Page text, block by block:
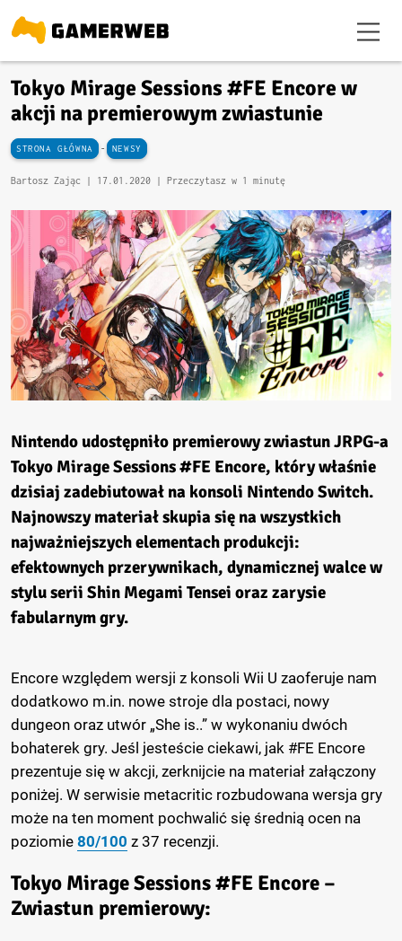
Tokyo Mirage Sessions #FE Encore w
akcji na premierowym zwiastunie
STRONA GŁÓWNA - NEWSY
Bartosz Zając | 17.01.2020 | Przeczytasz w 1 minutę
Nintendo udostępniło premierowy zwiastun JRPG-a
Tokyo Mirage Sessions #FE Encore, który właśnie
dzisiaj zadebiutował na konsoli Nintendo Switch.
Najnowszy materiał skupia się na wszystkich
najważniejszych elementach produkcji:
efektownych przerywnikach, dynamicznej walce w
stylu serii Shin Megami Tensei oraz zarysie
fabularnym gry.
Encore względem wersji z konsoli Wii U zaoferuje nam
dodatkowo m.in. nowe stroje dla postaci, nowy
dungeon oraz utwór „She is..” w wykonaniu dwóch
bohaterek gry. Jeśl jesteście ciekawi, jak #FE Encore
prezentuje się w akcji, zerknijcie na materiał załączony
poniżej. W serwisie metacritic rozbudowana wersja gry
może na ten moment pochwalić się średnią ocen na
poziomie 80/100 z 37 recenzji.
Tokyo Mirage Sessions #FE Encore –
Zwiastun premierowy: